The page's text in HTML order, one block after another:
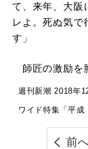
て、来年、大阪
レよ。死ぬ気で
す」
師匠の激励を
週刊新潮 2018年
ワイド特集「平成
前